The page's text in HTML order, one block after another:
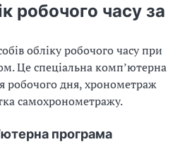
робочого часу за
обліку робочого часу при
Це спеціальна комп’ютерна
робочого дня, хронометраж
самохронометражу.
програма